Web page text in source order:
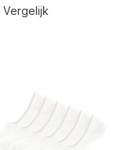
Vergelijk